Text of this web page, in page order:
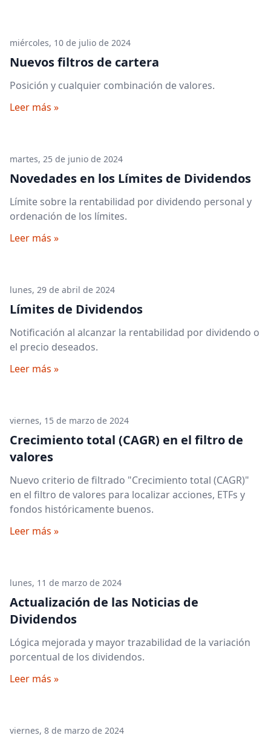
miércoles, 10 de julio de 2024
Nuevos filtros de cartera
Posición y cualquier combinación de valores.
Leer más »
martes, 25 de junio de 2024
Novedades en los Límites de Dividendos
Límite sobre la rentabilidad por dividendo personal y
ordenación de los límites.
Leer más »
lunes, 29 de abril de 2024
Límites de Dividendos
Notificación al alcanzar la rentabilidad por dividendo o
el precio deseados.
Leer más »
viernes, 15 de marzo de 2024
Crecimiento total (CAGR) en el filtro de
valores
Nuevo criterio de filtrado "Crecimiento total (CAGR)"
en el filtro de valores para localizar acciones, ETFs y
fondos históricamente buenos.
Leer más »
lunes, 11 de marzo de 2024
Actualización de las Noticias de
Dividendos
Lógica mejorada y mayor trazabilidad de la variación
porcentual de los dividendos.
Leer más »
viernes, 8 de marzo de 2024